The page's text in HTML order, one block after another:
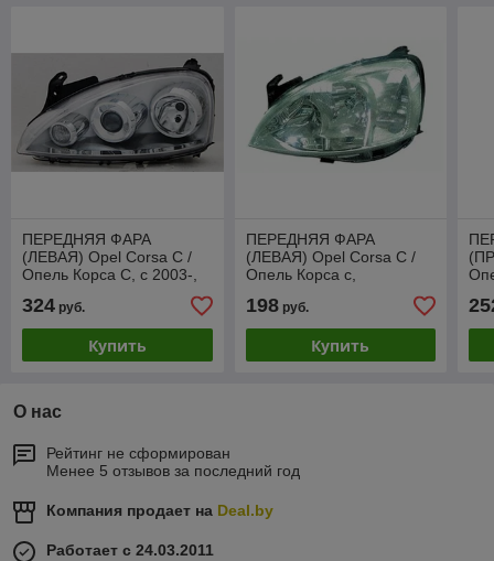
ПЕРЕДНЯЯ ФАРА
(ЛЕВАЯ) Opel Corsa C /
Опель Корса С, с 2003-,
324 руб.
Купить
ПЕРЕДНЯЯ ФАРА
(ЛЕВАЯ) Opel Corsa C /
Опель Корса с,
198руб.
Купить
О нас
Рейтинг не сформирован
Менее 5 отзывов за последний год
Компания продает на Deal.by
Работает с 24.03.2011